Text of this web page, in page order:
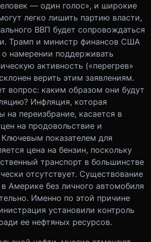
— один голос», и широкие
легко лишить партию власти,
ВВП будет сопровождаться
Трамп и министр финансов США
о намерении поддерживать
активность («перегрев»
верить этим заявлениям.
вопрос: каким образом они будут
Инфляция, которая
на переизбрание, касается в
на продовольствие и
Ключевым показателем для
цена на бензин, поскольку
транспорт в большинстве
отсутствует. Существование
в Америке без личного автомобиля
Именно по этой причине
установили контроль
ее нефтяных ресурсов.